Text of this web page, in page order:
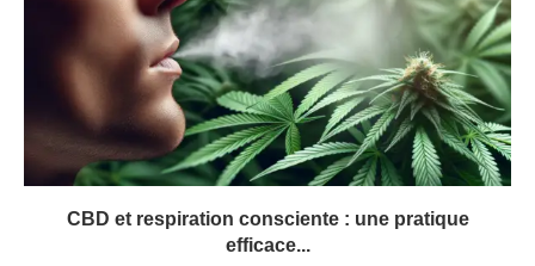
CBD et respiration consciente : une pratique
efficace...